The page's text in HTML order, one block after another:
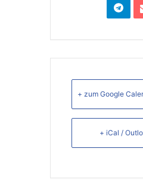
+ zum Google
+ iCal /